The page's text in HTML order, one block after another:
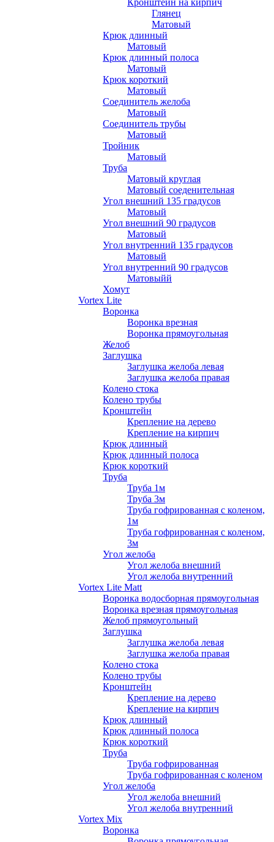
Кронштейн на кирпич
Глянец
Матовый
Крюк длинный
Матовый
Крюк длинный полоса
Матовый
Крюк короткий
Матовый
Соединитель желоба
Матовый
Соединитель трубы
Матовый
Тройник
Матовый
Труба
Матовый круглая
Матовый соеденительная
Угол внешний 135 градусов
Матовый
Угол внешний 90 градусов
Матовый
Угол внутренний 135 градусов
Матовый
Угол внутренний 90 градусов
Матовыйй
Хомут
Vortex Lite
Воронка
Воронка врезная
Воронка прямоугольная
Желоб
Заглушка
Заглушка желоба левая
Заглушка желоба правая
Колено стока
Колено трубы
Кронштейн
Крепление на дерево
Крепление на кирпич
Крюк длинный
Крюк длинный полоса
Крюк короткий
Труба
Труба 1м
Труба 3м
Труба гофрированная с коленом,
1м
Труба гофрированная с коленом,
3м
Угол желоба
Угол желоба внешний
Угол желоба внутренний
Vortex Lite Matt
Воронка водосборная прямоугольная
Воронка врезная прямоугольная
Желоб прямоугольный
Заглушка
Заглушка желоба левая
Заглушка желоба правая
Колено стока
Колено трубы
Кронштейн
Крепление на дерево
Крепление на кирпич
Крюк длинный
Крюк длинный полоса
Крюк короткий
Труба
Труба гофрированная
Труба гофрированная с коленом
Угол желоба
Угол желоба внешний
Угол желоба внутренний
Vortex Mix
Воронка